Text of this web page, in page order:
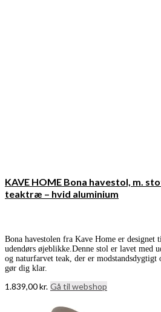
KAVE HOME Bona havestol, m.
teaktræ – hvid aluminium
Bona havestolen fra Kave Home er
udendørs øjeblikke.Denne stol er lavet med
og naturfarvet teak, der er modstandsdygtigt
gør dig klar.
1.839,00kr. Gå til webshop